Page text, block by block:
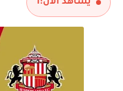
يشاهد الآن:1